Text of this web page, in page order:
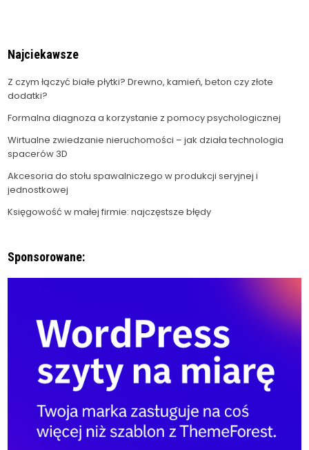
Najciekawsze
Z czym łączyć białe płytki? Drewno, kamień, beton czy złote
dodatki?
Formalna diagnoza a korzystanie z pomocy psychologicznej
Wirtualne zwiedzanie nieruchomości – jak działa technologia
spacerów 3D
Akcesoria do stołu spawalniczego w produkcji seryjnej i
jednostkowej
Księgowość w małej firmie: najczęstsze błędy
Sponsorowane: